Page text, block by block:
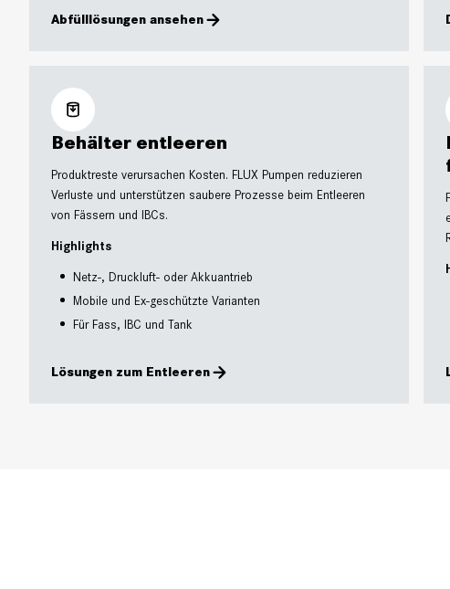
Abfülllösungen ansehen
Behälter entleeren
Produktreste verursachen Kosten. FLUX Pumpen reduzieren
Verluste und unterstützen saubere Prozesse beim Entleeren
von Fässern und IBCs.
Highlights
Netz-, Druckluft- oder Akkuantrieb
Mobile und Ex-geschützte Varianten
Für Fass, IBC und Tank
Lösungen zum Entleeren